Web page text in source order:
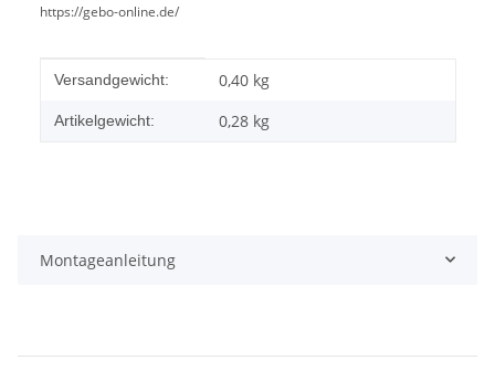
https://gebo-online.de/
Produkteigenschaft
Wert
Versandgewicht: 0,40 kg
Artikelgewicht: 0,28 kg
Montageanleitung